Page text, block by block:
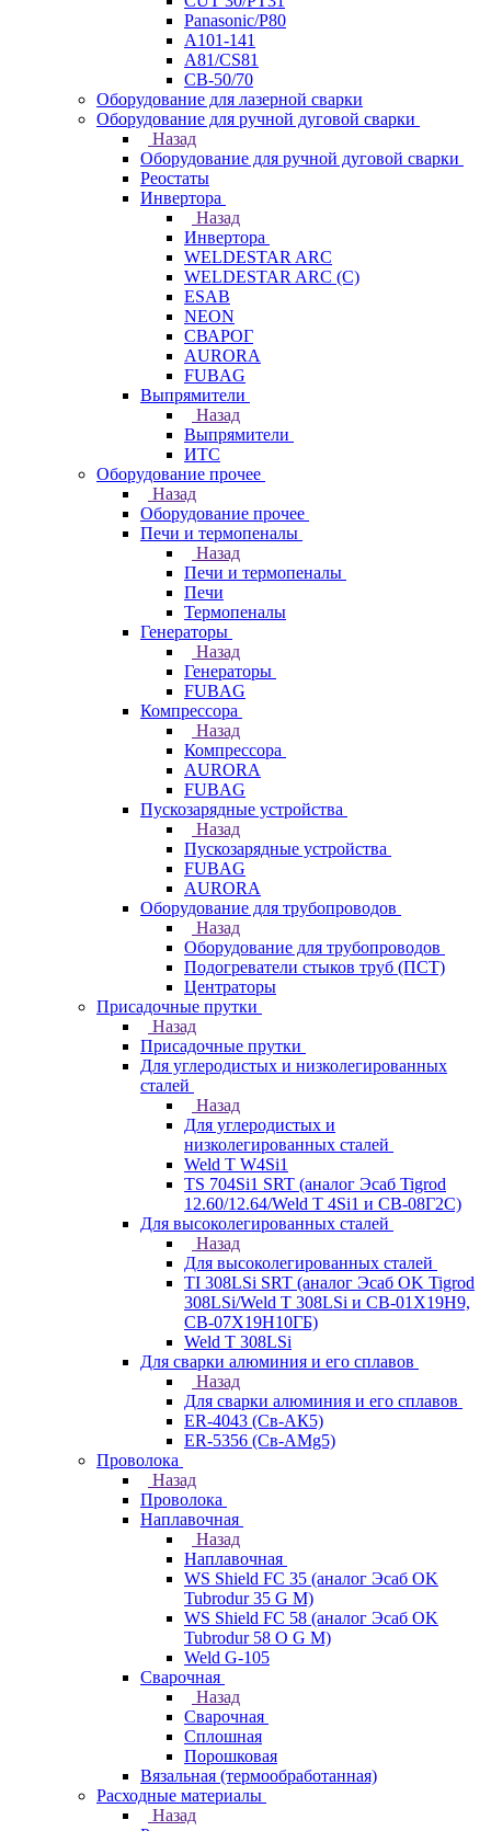
Panasonic/P80
А101-141
А81/CS81
СВ-50/70
Оборудование для лазерной сварки
Оборудование для ручной дуговой сварки
Назад
Оборудование для ручной дуговой сварки
Реостаты
Инвертора
Назад
Инвертора
WELDESTAR ARC
WELDESTAR ARC (С)
ESAB
NEON
СВАРОГ
AURORA
FUBAG
Выпрямители
Назад
Выпрямители
ИТС
Оборудование прочее
Назад
Оборудование прочее
Печи и термопеналы
Назад
Печи и термопеналы
Печи
Термопеналы
Генераторы
Назад
Генераторы
FUBAG
Компрессора
Назад
Компрессора
AURORA
FUBAG
Пускозарядные устройства
Назад
Пускозарядные устройства
FUBAG
AURORA
Оборудование для трубопроводов
Назад
Оборудование для трубопроводов
Подогреватели стыков труб (ПСТ)
Центраторы
Присадочные прутки
Назад
Присадочные прутки
Для углеродистых и низколегированных
сталей
Назад
Для углеродистых и
низколегированных сталей
Weld T W4Si1
TS 704Si1 SRT (аналог Эсаб Tigrod
12.60/12.64/Weld T 4Si1 и СВ-08Г2С)
Для высоколегированных сталей
Назад
Для высоколегированных сталей
TI 308LSi SRT (аналог Эсаб OK Tigrod
308LSi/Weld T 308LSi и СВ-01Х19Н9,
СВ-07Х19Н10ГБ)
Weld T 308LSi
Для сварки алюминия и его сплавов
Назад
Для сварки алюминия и его сплавов
ER-4043 (Св-АК5)
ER-5356 (Св-АМg5)
Проволока
Назад
Проволока
Наплавочная
Назад
Наплавочная
WS Shield FC 35 (аналог Эсаб OK
Tubrodur 35 G M)
WS Shield FC 58 (аналог Эсаб OK
Tubrodur 58 O G M)
Weld G-105
Сварочная
Назад
Сварочная
Сплошная
Порошковая
Вязальная (термообработанная)
Расходные материалы
Назад